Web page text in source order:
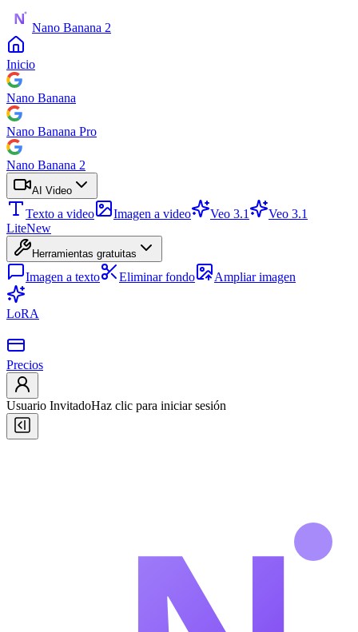
Nano Banana 2
Inicio
Nano Banana
Nano Banana Pro
Nano Banana 2
AI Video
Texto a video Imagen a video Veo 3.1
Veo 3.1
LiteNew
Herramientas gratuitas
Imagen a texto Eliminar fondo Ampliar imagen
LoRA
Precios
Usuario InvitadoHaz clic para iniciar sesión